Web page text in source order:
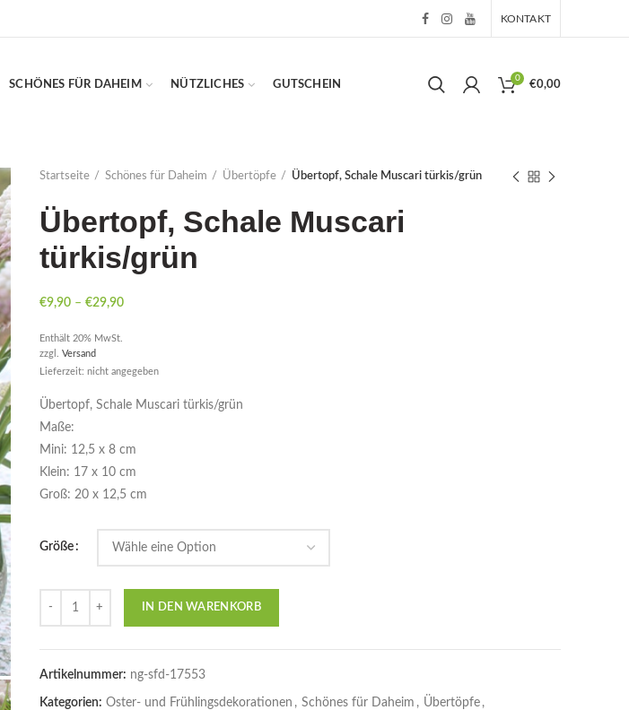
KONTAKT
SCHÖNES FÜR DAHEIM NÜTZLICHES GUTSCHEIN
0
€0,00
Startseite Schönes für Daheim Übertöpfe Übertopf, Schale Muscari türkis/grün
Übertopf, Schale Muscari
türkis/grün
€9,90 – €29,90
Enthält 20% MwSt.
zzgl. Versand
Lieferzeit: nicht angegeben
Übertopf, Schale Muscari türkis/grün
Maße:
Mini: 12,5 x 8 cm
Klein: 17 x 10 cm
Groß: 20 x 12,5 cm
Größe
IN DEN WARENKORB
Artikelnummer: ng-sfd-17553
Kategorien: Oster- und Frühlingsdekorationen , Schönes für Daheim , Übertöpfe ,